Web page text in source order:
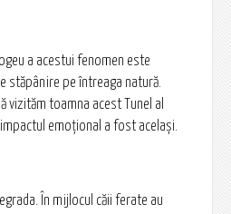
a acestui fenomen este
stăpânire pe întreaga natură.
vizităm toamna acest Tunel al
emoţional a fost acelaşi.
În mijlocul căii ferate au